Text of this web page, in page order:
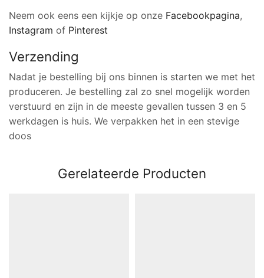
Neem ook eens een kijkje op onze Facebookpagina,
Instagram of Pinterest
Verzending
Nadat je bestelling bij ons binnen is starten we met het
produceren. Je bestelling zal zo snel mogelijk worden
verstuurd en zijn in de meeste gevallen tussen 3 en 5
werkdagen is huis. We verpakken het in een stevige
doos
Gerelateerde Producten